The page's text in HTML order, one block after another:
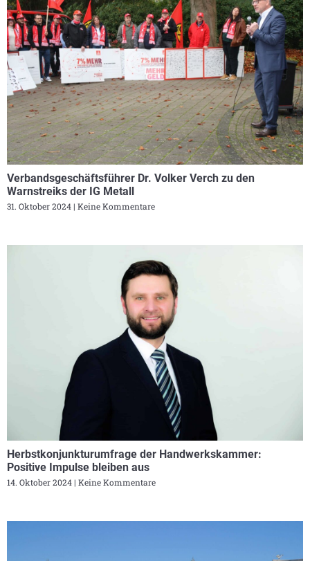
Verbandsgeschäftsführer Dr. Volker Verch zu den
Warnstreiks der IG Metall
31. Oktober 2024 Keine Kommentare
Herbstkonjunkturumfrage der Handwerkskammer:
Positive Impulse bleiben aus
14. Oktober 2024 Keine Kommentare